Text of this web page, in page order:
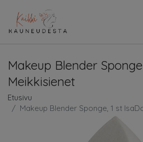
Makeup Blender
Meikkisienet
Etusivu
Makeup Blender Sponge, 1 st